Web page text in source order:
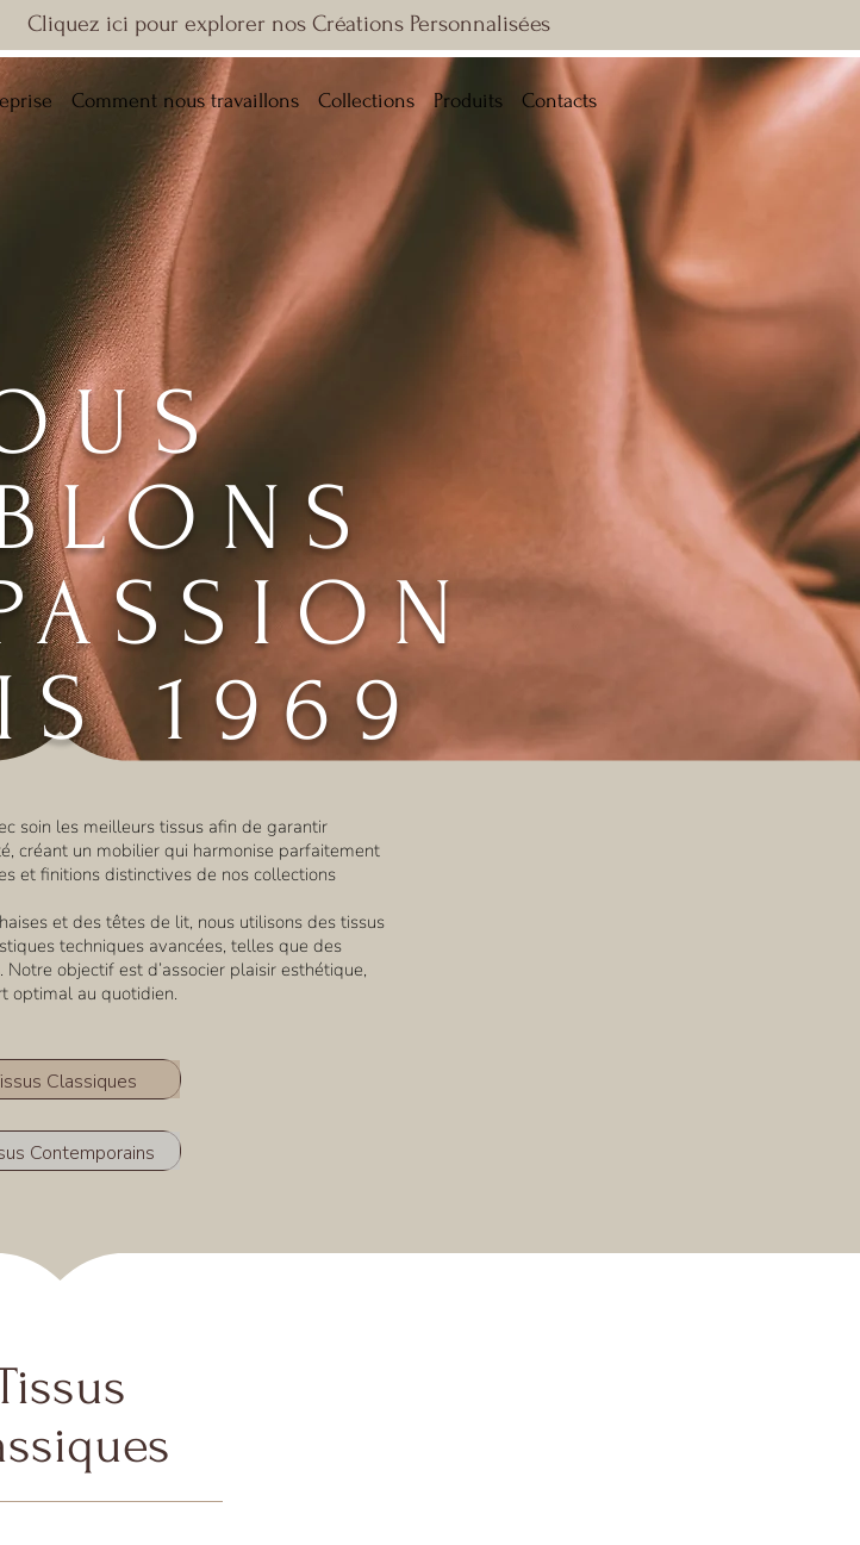
Cliquez ici pour explorer nos Créations Personnalisées
Comment nous travaillons Collections Produits Contacts
1969
soin les meilleurs tissus afin de garantir
créant un mobilier qui harmonise parfaitement
et finitions distinctives de nos collections
et des têtes de lit, nous utilisons des tissus
techniques avancées, telles que des
objectif est d’associer plaisir esthétique,
optimal au quotidien.
Classiques
Contemporains